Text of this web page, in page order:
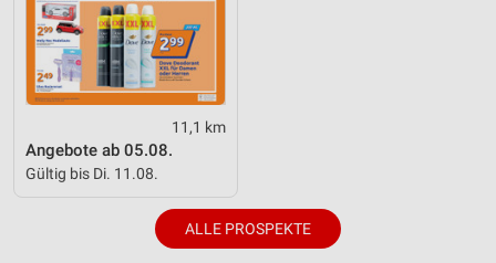
11,1 km
Angebote ab 05.08.
Gültig bis Di. 11.08.
ALLE PROSPEKTE